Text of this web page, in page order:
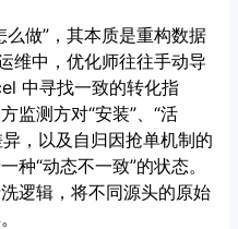
做”，其本质是重构数据
维中，优化师往往手动导
中寻找一致的转化指
监测方对“安装”、“活
，以及自归因抢单机制的
种“动态不一致”的状态。
逻辑，将不同源头的原始